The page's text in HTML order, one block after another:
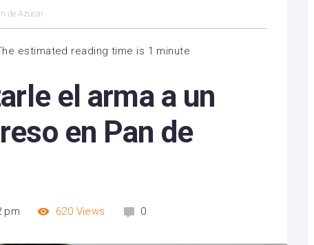
de Azúcar
estimated reading time is 1 minute
el arma a un
en Pan de
pm 620 Views 0